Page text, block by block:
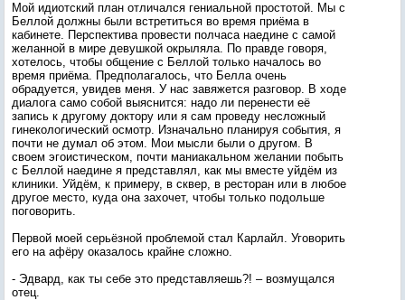
Мой идиотский план отличался гениальной простотой. Мы с
Беллой должны были встретиться во время приёма в
кабинете. Перспектива провести полчаса наедине с самой
желанной в мире девушкой окрыляла. По правде говоря,
хотелось, чтобы общение с Беллой только началось во
время приёма. Предполагалось, что Белла очень
обрадуется, увидев меня. У нас завяжется разговор. В ходе
диалога само собой выяснится: надо ли перенести её
запись к другому доктору или я сам проведу несложный
гинекологический осмотр. Изначально планируя события, я
почти не думал об этом. Мои мысли были о другом. В
своем эгоистическом, почти маниакальном желании побыть
с Беллой наедине я представлял, как мы вместе уйдём из
клиники. Уйдём, к примеру, в сквер, в ресторан или в любое
другое место, куда она захочет, чтобы только подольше
поговорить.
Первой моей серьёзной проблемой стал Карлайл. Уговорить
его на афёру оказалось крайне сложно.
- Эдвард, как ты себе это представляешь?! – возмущался
отец.